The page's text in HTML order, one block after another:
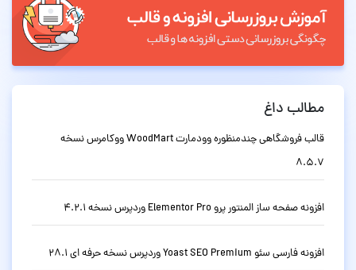
مطالب داغ
قالب فروشگاهی چندمنظوره وودمارت WoodMart ووکامرس نسخه
8.5.7
افزونه صفحه ساز المنتور پرو Elementor Pro وردپرس نسخه 4.2.1
افزونه فارسی سئو Yoast SEO Premium وردپرس نسخه حرفه ای 28.1